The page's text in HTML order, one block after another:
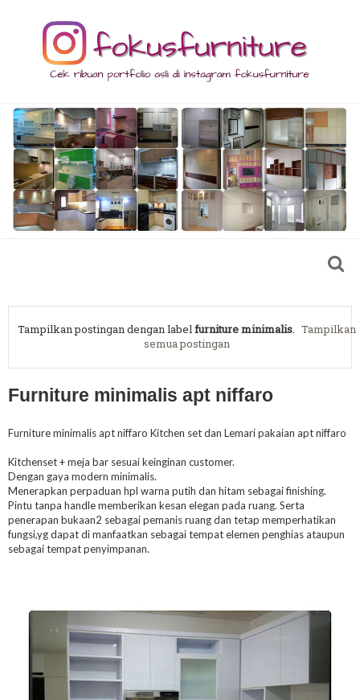
Tampilkan postingan dengan labelfurniture minimalis. Tampilkan
semua postingan
Furniture minimalis apt niffaro
Furniture minimalis apt niffaro Kitchen set dan Lemari pakaian apt niffaro
Kitchenset + meja bar sesuai keinginan customer.
Dengan gaya modern minimalis.
Menerapkan perpaduan hpl warna putih dan hitam sebagai finishing.
Pintu tanpa handle memberikan kesan elegan pada ruang. Serta
penerapan bukaan2 sebagai pemanis ruang dan tetap memperhatikan
fungsi,yg dapat di manfaatkan sebagai tempat elemen penghias ataupun
sebagai tempat penyimpanan.